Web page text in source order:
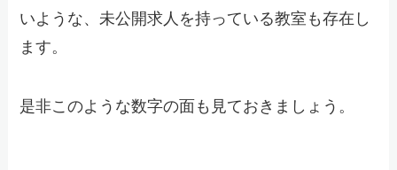
いような、未公開求人を持っている教室も存在し
ます。
是非このような数字の面も見ておきましょう。